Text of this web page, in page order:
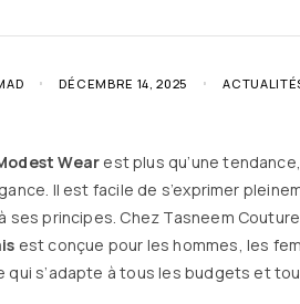
DÉCEMBRE 14, 2025
Wear est plus qu’une
Il est facile de s’exprimer
ses principes. Chez Tasneem
est conçue pour les hommes, les
qui s’adapte à tous les budgets et